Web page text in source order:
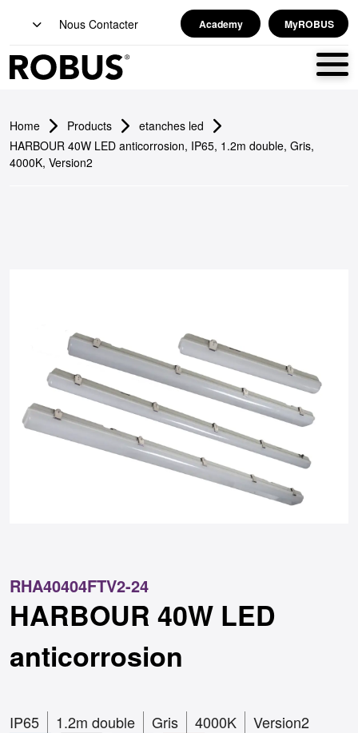
Nous Contacter Academy MyROBUS
Home Products
etanches led
HARBOUR 40W LED anticorrosion, IP65, 1.2m double, Gris,
4000K, Version2
RHA40404FTV2-24
HARBOUR 40W LED
anticorrosion
IP65 1.2m double Gris 4000K Version2